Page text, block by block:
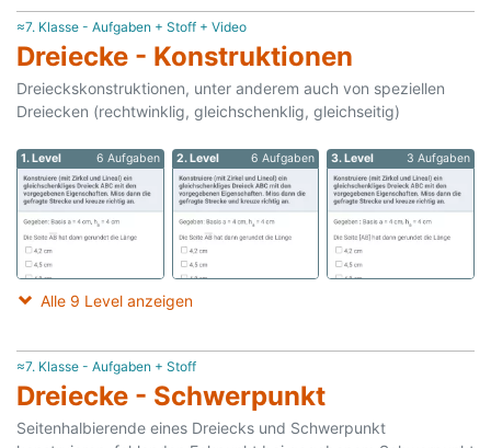
≈7. Klasse - Aufgaben + Stoff + Video
Dreiecke - Konstruktionen
Dreieckskonstruktionen, unter anderem auch von speziellen
Dreiecken (rechtwinklig, gleichschenklig, gleichseitig)
1. Level 6 Aufgaben 2. Level 6 Aufgaben 3. Level 3 Aufgaben
Alle 9 Level anzeigen
≈7. Klasse - Aufgaben + Stoff
Dreiecke - Schwerpunkt
Seitenhalbierende eines Dreiecks und Schwerpunkt